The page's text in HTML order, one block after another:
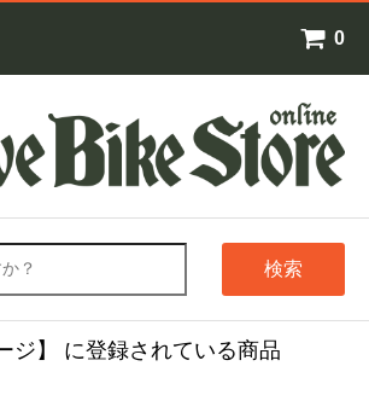
0
検索
ジ】 に登録されている商品